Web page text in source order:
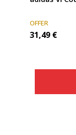
OFFER
31,49 €